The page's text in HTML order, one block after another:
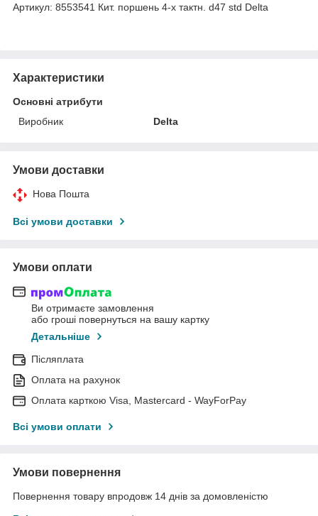
Артикул: 8553541 Кит. поршень 4-x тактн. d47 std Delta
Характеристики
Основні атрибути
Виробник
Delta
Умови доставки
Нова Пошта
Всі умови доставки
Умови оплати
Ви отримаєте замовлення
або гроші повернуться на вашу картку
Детальніше
Післяплата
Оплата на рахунок
Оплата карткою Visa, Mastercard - WayForPay
Всі умови оплати
Умови повернення
Повернення товару впродовж 14 днів за домовленістю